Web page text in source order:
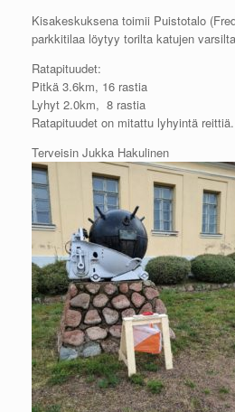
Kisakeskuksena toimii Puistotalo
parkkitilaa löytyy torilta katujen
Ratapituudet:
Pitkä 3.6km, 16 rastia
Lyhyt 2.0km, 8 rastia
Ratapituudet on mitattu lyhyintä reittiä.
Terveisin Jukka Hakulinen